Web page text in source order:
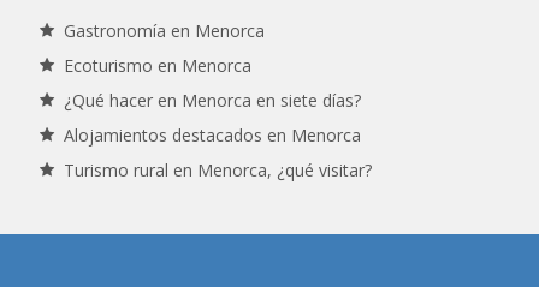
Gastronomía en Menorca
Ecoturismo en Menorca
¿Qué hacer en Menorca en siete días?
Alojamientos destacados en Menorca
Turismo rural en Menorca, ¿qué visitar?